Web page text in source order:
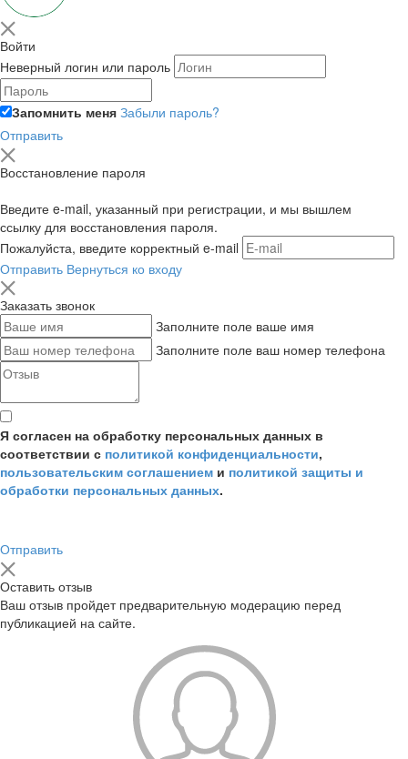
Войти
Неверный логин или пароль
Запомнить меня Забыли пароль?
Отправить
Восстановление пароля
Введите e-mail, указанный при регистрации, и мы вышлем
ссылку для восстановления пароля.
Пожалуйста, введите корректный e-mail
Отправить Вернуться ко входу
Заказать звонок
Заполните поле ваше имя
Заполните поле ваш номер телефона
Я согласен на обработку персональных данных в
соответствии с политикой конфиденциальности,
пользовательским соглашением и политикой защиты и
обработки персональных данных.
Отправить
Оставить отзыв
Ваш отзыв пройдет предварительную модерацию перед
публикацией на сайте.